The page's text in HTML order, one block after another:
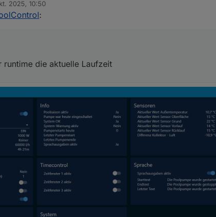
der runtime die aktuelle Laufzeit
2025, 10:50
:
die aktuelle Laufzeit